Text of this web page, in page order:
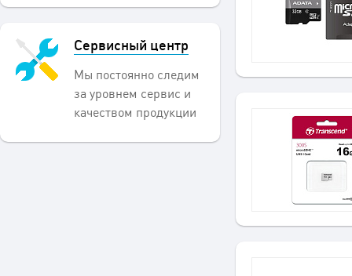
Сервисный центр
Мы постоянно следим
за уровнем сервис и
качеством продукции